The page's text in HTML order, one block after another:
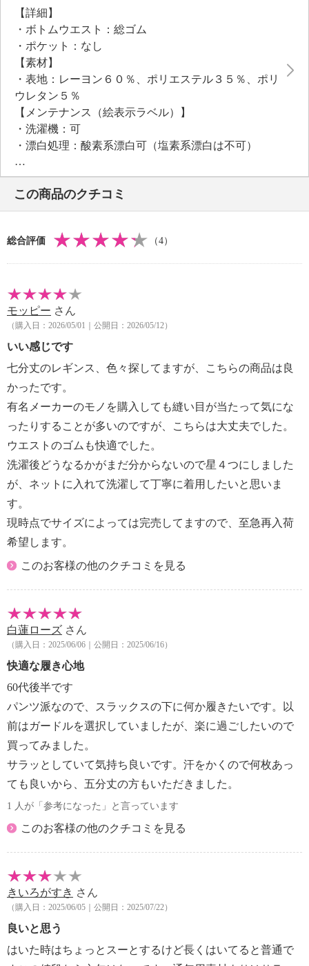
【詳細】
・ボトムウエスト：総ゴム
・ポケット：なし
【素材】
・表地：レーヨン６０％、ポリエステル３５％、ポリ
ウレタン５％
【メンテナンス（絵表示ラベル）】
・洗濯機：可
・漂白処理：酸素系漂白可（塩素系漂白は不可）
・タンブル乾燥：不可
・自然乾燥：日陰の吊り干し
・アイロン仕上げ：可（低温）
・ドライクリーニング：不可
・個体差あり
【原産国（地）】
この商品のクチコミ
総合評価 （4）
モッピー さん
（購入日：2026/05/01｜公開日：2026/05/12）
いい感じです
七分丈のレギンス、色々探してますが、こちらの商品は良
かったです。
有名メーカーのモノを購入しても縫い目が当たって気にな
ったりすることが多いのですが、こちらは大丈夫でした。
ウエストのゴムも快適でした。
洗濯後どうなるかがまだ分からないので星４つにしました
が、ネットに入れて洗濯して丁寧に着用したいと思いま
す。
現時点でサイズによっては完売してますので、至急再入荷
希望します。
このお客様の他のクチコミを見る
白蓮ローズ さん
（購入日：2025/06/06｜公開日：2025/06/16）
快適な履き心地
60代後半です
パンツ派なので、スラックスの下に何か履きたいです。以
前はガードルを選択していましたが、楽に過ごしたいので
買ってみました。
サラッとしていて気持ち良いです。汗をかくので何枚あっ
ても良いから、五分丈の方もいただきました。
1 人が「参考になった」と言っています
このお客様の他のクチコミを見る
きいろがすき さん
（購入日：2025/06/05｜公開日：2025/07/22）
良いと思う
はいた時はちょっとスーとするけど長くはいてると普通で